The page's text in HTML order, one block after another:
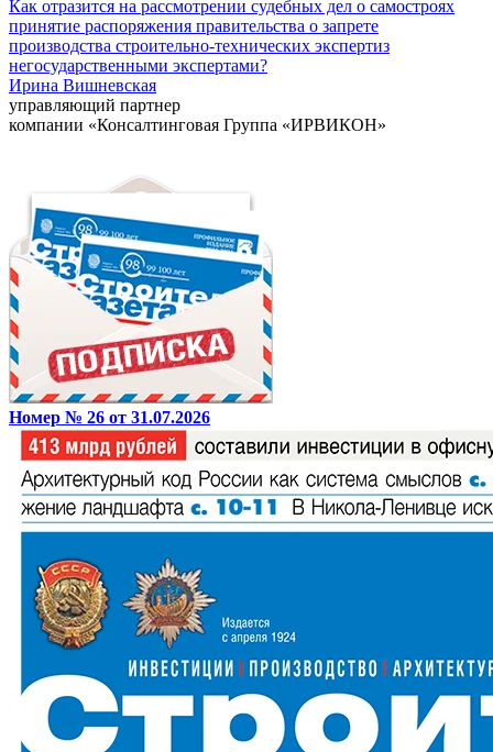
Как отразится на рассмотрении судебных дел о самостроях
принятие распоряжения правительства о запрете
производства строительно-технических экспертиз
негосударственными экспертами?
Ирина Вишневская
управляющий партнер
компании «Консалтинговая Группа «ИРВИКОН»
Номер № 26 от 31.07.2026